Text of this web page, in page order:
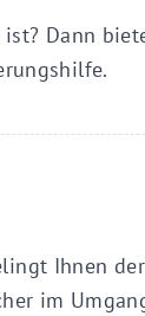
Dann
Ihnen der
im